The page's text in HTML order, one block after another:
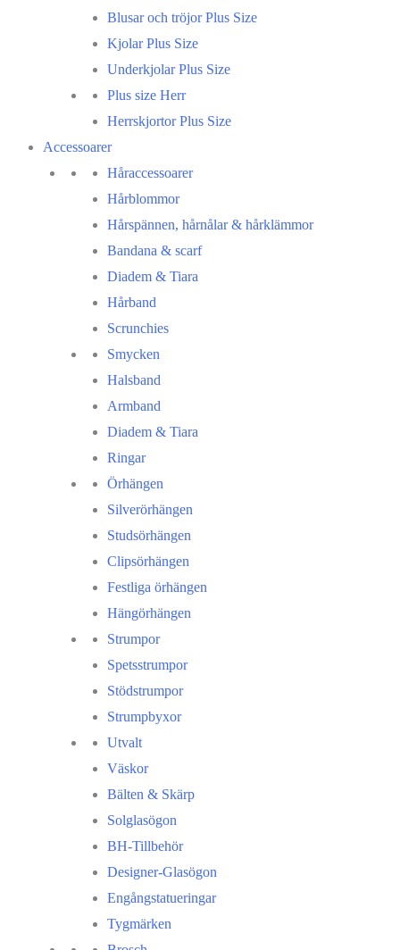
Blusar och tröjor Plus Size
Kjolar Plus Size
Underkjolar Plus Size
Plus size Herr
Herrskjortor Plus Size
Accessoarer
Håraccessoarer
Hårblommor
Hårspännen, hårnålar & hårklämmor
Bandana & scarf
Diadem & Tiara
Hårband
Scrunchies
Smycken
Halsband
Armband
Diadem & Tiara
Ringar
Örhängen
Silverörhängen
Studsörhängen
Clipsörhängen
Festliga örhängen
Hängörhängen
Strumpor
Spetsstrumpor
Stödstrumpor
Strumpbyxor
Utvalt
Väskor
Bälten & Skärp
Solglasögon
BH-Tillbehör
Designer-Glasögon
Engångstatueringar
Tygmärken